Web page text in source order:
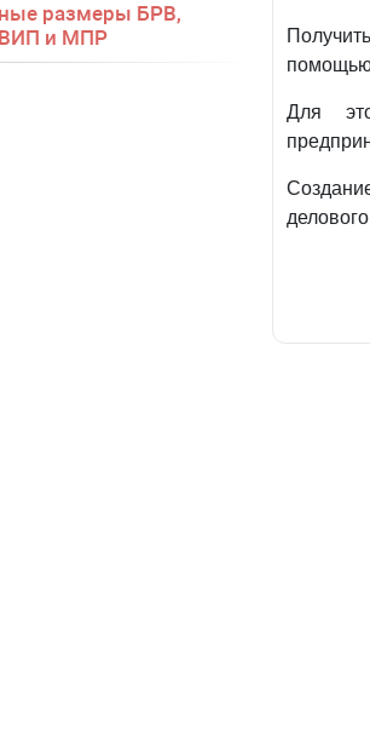
размеры БРВ,
и МПР
помощью
Для